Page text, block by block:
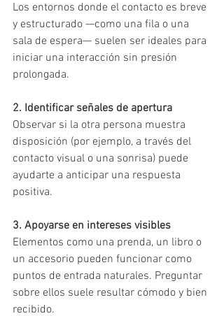
Los entornos donde el contacto es breve
y estructurado —como una fila o una
sala de espera— suelen ser ideales para
iniciar una interacción sin presión
prolongada.
2. Identificar señales de apertura
Observar si la otra persona muestra
disposición (por ejemplo, a través del
contacto visual o una sonrisa) puede
ayudarte a anticipar una respuesta
positiva.
3. Apoyarse en intereses visibles
Elementos como una prenda, un libro o
un accesorio pueden funcionar como
puntos de entrada naturales. Preguntar
sobre ellos suele resultar cómodo y bien
recibido.